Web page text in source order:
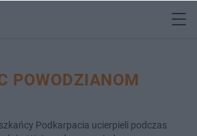
POWODZIANOM
Podkarpacia ucierpieli podczas